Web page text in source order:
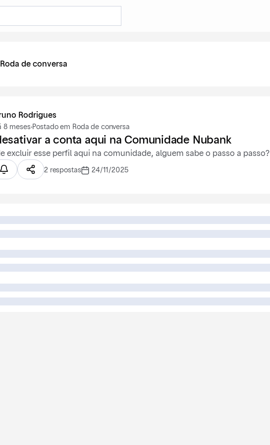
Roda de conversa
Rodrigues
8 meses·Postado em Roda de conversa
a conta aqui na Comunidade Nubank
excluir esse perfil aqui na comunidade, alguem sabe o passo a passo?
2 respostas 24/11/2025